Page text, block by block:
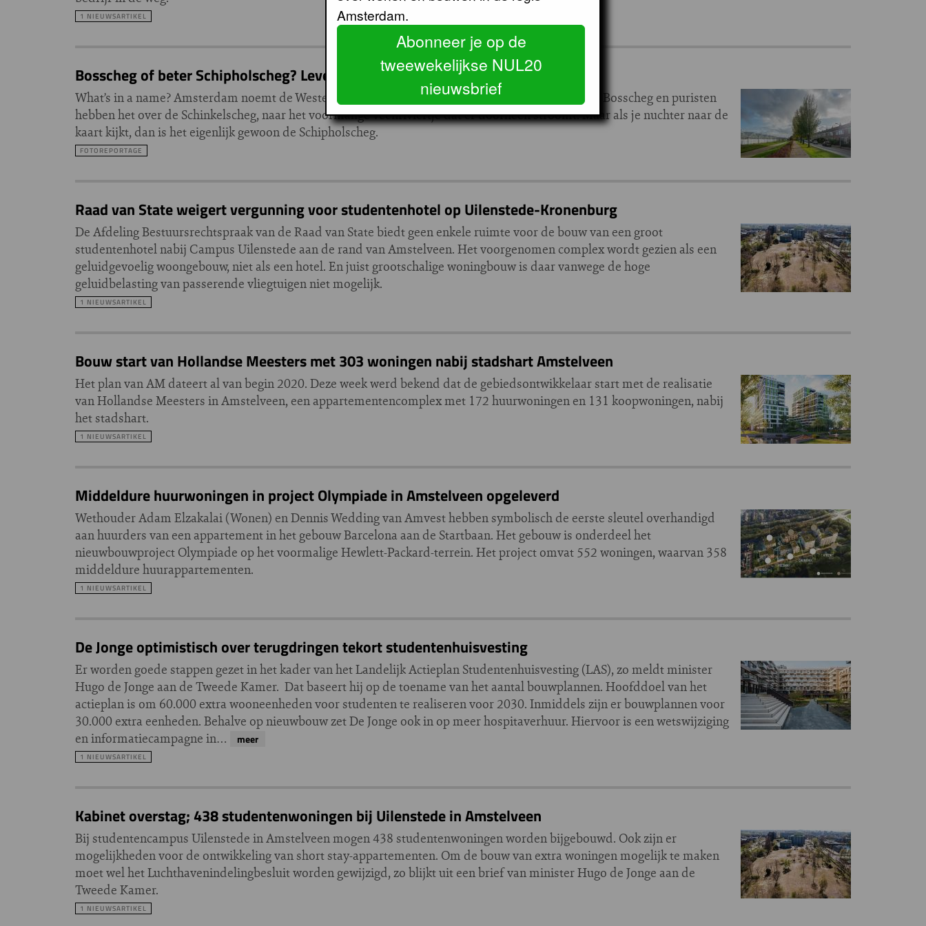
1 NIEUWSARTIKEL
Bosscheg of beter Schipholscheg? Leven onder het luchtruim
What’s in a name? Amsterdam noemt de Westeinderscheg, nogal chauvinistisch, de Amsterdamse Bosscheg en puristen
hebben het over de Schinkelscheg, naar het voormalige veenriviertje dat er doorheen stroomt. Maar als je nuchter naar de
kaart kijkt, dan is het eigenlijk gewoon de Schipholscheg.
FOTOREPORTAGE
Raad van State weigert vergunning voor studentenhotel op Uilenstede-Kronenburg
De Afdeling Bestuursrechtspraak van de Raad van State biedt geen enkele ruimte voor de bouw van een groot
studentenhotel nabij Campus Uilenstede aan de rand van Amstelveen. Het voorgenomen complex wordt gezien als een
geluidgevoelig woongebouw, niet als een hotel. En juist grootschalige woningbouw is daar vanwege de hoge
geluidbelasting van passerende vliegtuigen niet mogelijk.
1 NIEUWSARTIKEL
Bouw start van Hollandse Meesters met 303 woningen nabij stadshart Amstelveen
Het plan van AM dateert al van begin 2020. Deze week werd bekend dat de gebiedsontwikkelaar start met de realisatie
van Hollandse Meesters in Amstelveen, een appartementencomplex met 172 huurwoningen en 131 koopwoningen, nabij
het stadshart.
1 NIEUWSARTIKEL
Middeldure huurwoningen in project Olympiade in Amstelveen opgeleverd
Wethouder Adam Elzakalai (Wonen) en Dennis Wedding van Amvest hebben symbolisch de eerste sleutel overhandigd
aan huurders van een appartement in het gebouw Barcelona aan de Startbaan. Het gebouw is onderdeel het
nieuwbouwproject Olympiade op het voormalige Hewlett-Packard-terrein. Het project omvat 552 woningen, waarvan 358
middeldure huurappartementen.
1 NIEUWSARTIKEL
De Jonge optimistisch over terugdringen tekort studentenhuisvesting
Er worden goede stappen gezet in het kader van het Landelijk Actieplan Studentenhuisvesting (LAS), zo meldt minister
Hugo de Jonge aan de Tweede Kamer. Dat baseert hij op de toename van het aantal bouwplannen. Hoofddoel van het
actieplan is om 60.000 extra wooneenheden voor studenten te realiseren voor 2030. Inmiddels zijn er bouwplannen voor
30.000 extra eenheden. Behalve op nieuwbouw zet De Jonge ook in op meer hospitaverhuur. Hiervoor is een wetswijziging
en informatiecampagne in…
meer
1 NIEUWSARTIKEL
Kabinet overstag; 438 studentenwoningen bij Uilenstede in Amstelveen
Bij studentencampus Uilenstede in Amstelveen mogen 438 studentenwoningen worden bijgebouwd. Ook zijn er
mogelijkheden voor de ontwikkeling van short stay-appartementen. Om de bouw van extra woningen mogelijk te maken
moet wel het Luchthavenindelingbesluit worden gewijzigd, zo blijkt uit een brief van minister Hugo de Jonge aan de
Tweede Kamer.
1 NIEUWSARTIKEL
Amsterdam.
Abonneer je op de
tweewekelijkse NUL20
nieuwsbrief